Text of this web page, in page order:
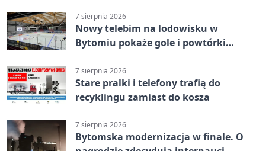
7 sierpnia 2026
Nowy telebim na lodowisku w
Bytomiu pokaże gole i powtórki
7 sierpnia 2026
Stare pralki i telefony trafią do
recyklingu zamiast do kosza
7 sierpnia 2026
Bytomska modernizacja w finale. O